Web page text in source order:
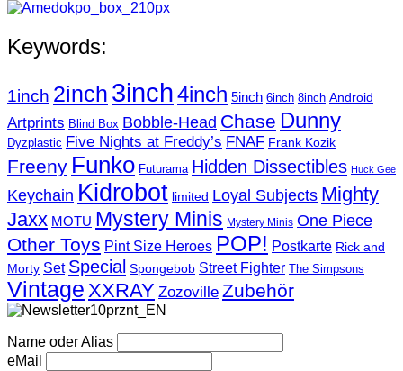
Keywords:
1inch 2inch 3inch4inch 5inch 6inch 8inch Android
Artprints Blind Box Bobble-Head Chase Dunny
Dyzplastic Five Nights at Freddy’s FNAF Frank Kozik
Freeny Funko Futurama Hidden Dissectibles Huck Gee
Keychain Kidrobot limited Loyal Subjects Mighty
Jaxx MOTU Mystery Minis Mystery Minis One Piece
Other Toys Pint Size Heroes POP! Postkarte Rick and
Morty Set Special Spongebob Street Fighter The Simpsons
Vintage XXRAY Zozoville Zubehör
Name oder Alias
eMail